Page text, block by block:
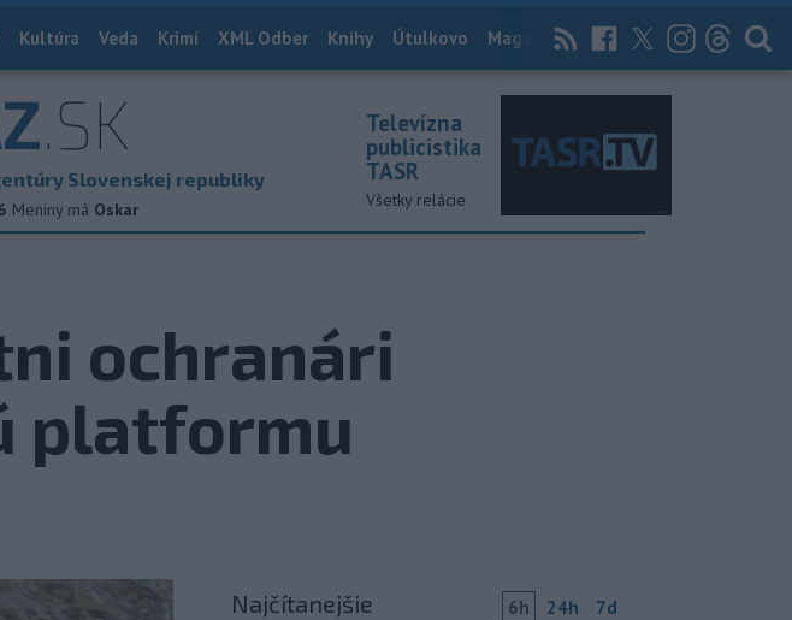
Kultúra Veda Krimi XML Odber Knihy Útulkovo Magazín News Now Archív
.SK
Slovenskej republiky
Meniny má Oskar
Televízna
publicistika
TASR
Všetky relácie
ochranári
platformu
Najčítanejšie 6h 24h 7d